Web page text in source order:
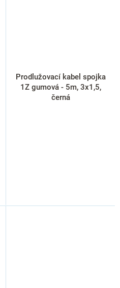
Prodlužovací kabel spojka
1Z gumová - 5m, 3x1,5,
černá